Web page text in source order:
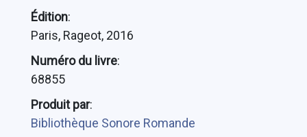
Édition:
Paris, Rageot, 2016
Numéro du livre:
68855
Produit par:
Bibliothèque Sonore Romande